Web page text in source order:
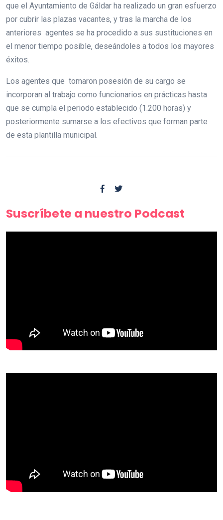
que el Ayuntamiento de Gáldar ha realizado un gran esfuerzo
por cubrir las plazas vacantes, y tras la marcha de los
anteriores agentes se ha procedido a sus sustituciones en
el menor tiempo posible, deseándoles a todos los mayores
éxitos.
Los agentes que tomaron posesión de su cargo se
incorporan al trabajo como funcionarios en prácticas hasta
que se cumpla el periodo establecido (1.200 horas) y
posteriormente sumarse a los efectivos que forman parte
de esta plantilla municipal.
Suscríbete a nuestro Podcast